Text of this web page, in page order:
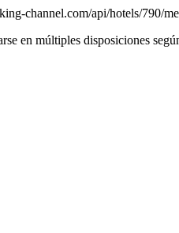
channel.com/api/hotels/790/
en múltiples disposiciones